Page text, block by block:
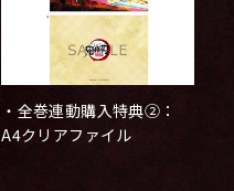
・全巻連動購入特典②：
A4クリアファイル